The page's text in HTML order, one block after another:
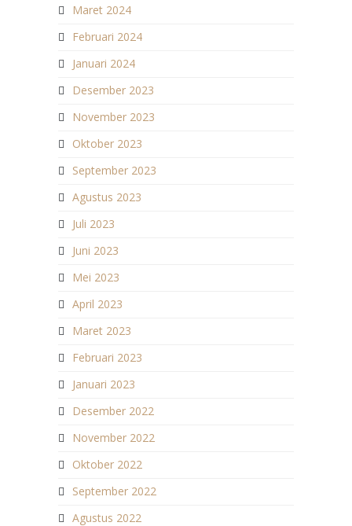
Maret 2024
Februari 2024
Januari 2024
Desember 2023
November 2023
Oktober 2023
September 2023
Agustus 2023
Juli 2023
Juni 2023
Mei 2023
April 2023
Maret 2023
Februari 2023
Januari 2023
Desember 2022
November 2022
Oktober 2022
September 2022
Agustus 2022